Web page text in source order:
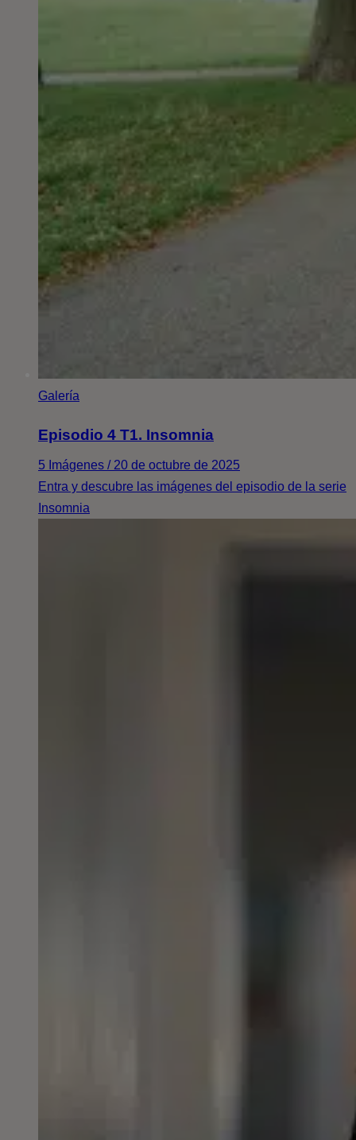
Galería
Episodio 4 T1. Insomnia
5 Imágenes / 20 de octubre de 2025
Entra y descubre las imágenes del episodio de la serie
Insomnia